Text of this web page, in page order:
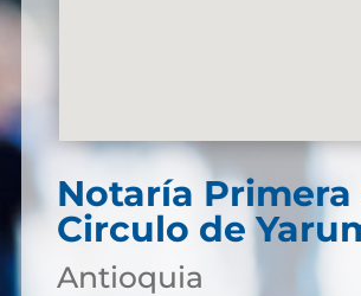
Notaría Primera
Circulo de
Antioquia